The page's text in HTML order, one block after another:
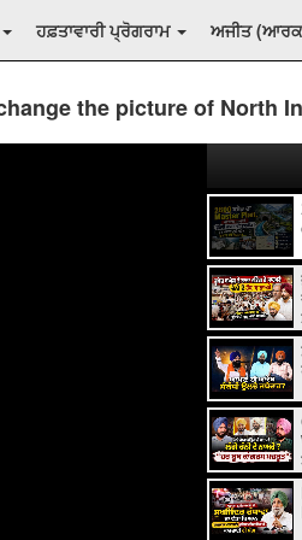
ਹਫ਼ਤਾਵਾਰੀ ਪ੍ਰੋਗਰਾਮ ਅਜੀਤ
the picture of North